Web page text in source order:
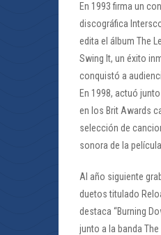
En 1993 firma un
discográfica
edita el álbum The
Swing It, un éxito
conquistó a
En 1998, actuó
en los Brit Awards
selección de
sonora de la
Al año siguiente
duetos titulado
destaca “Burning
junto a la banda The